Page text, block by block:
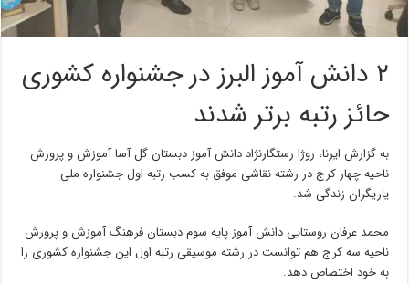
۲ دانش آموز البرز در جشنواره کشوری
حائز رتبه برتر شدند
به گزارش ایرنا، روژا رستگارنژاد دانش آموز دبستان گل آسا آموزش و پرورش
ناحیه چهار کرج در رشته نقاشی موفق به کسب رتبه اول جشنواره ملی
یاریگران زندگی شد.
محمد عرفان روستایی دانش آموز پایه سوم دبستان فرهنگ آموزش و پرورش
ناحیه سه کرج هم توانست در رشته موسیقی رتبه اول این جشنواره کشوری را
به خود اختصاص دهد.